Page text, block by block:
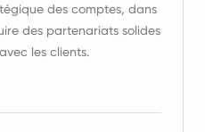
des comptes, dans
des partenariats solides
les clients.